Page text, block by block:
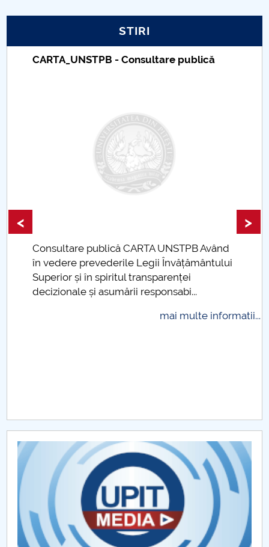
Comisie de etica unversitară
Raportul Conducerii Centrului Universitar Pitești
privind implementarea Planului Operațional 2020-
Parteneri CUP
Centrul de Consiliere și Orientare în Carieră
Activitatea I. Activitatea de îndrumare şi suport
(tutorat şi mentorat)
Activitatea de îndrumare şi suport (tutorat şi
mentorat) - Anul II
Activitatea II. Elaborarea şi furnizarea de programe
remediale
STIRI
CARTA_UNSTPB - Consultare publică
Consultare publică CARTA UNSTPB Având
în vedere prevederile Legii Învățământului
Superior și în spiritul transparenței
decizionale și asumării responsabi...
mai multe informatii...
< >